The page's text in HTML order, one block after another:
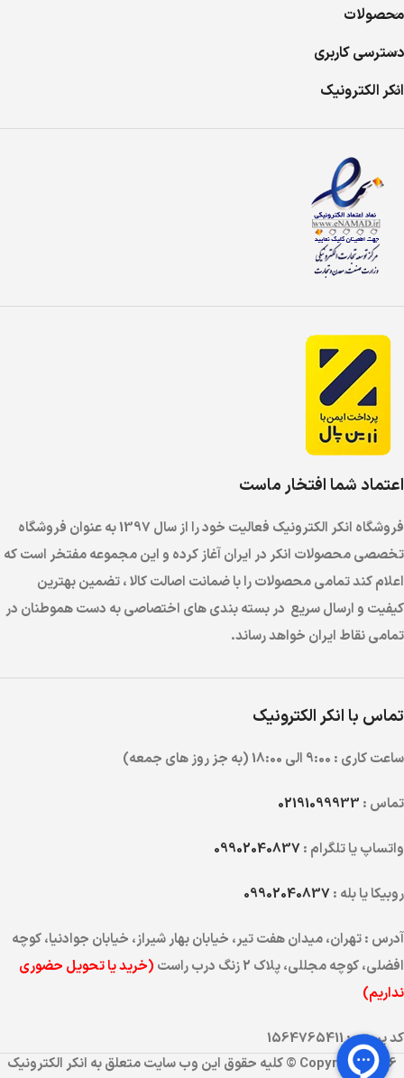
محصولات
دسترسی کاربری
انکر الکترونیک
اعتماد شما افتخار ماست
فروشگاه انکر الکترونیک فعالیت خود را از سال 1397 به عنوان فروشگاه
تخصصی محصولات انکر در ایران آغاز کرده و این مجموعه مفتخر است که
اعلام کند تمامی محصولات را با ضمانت اصالت کالا ، تضمین بهترین
کیفیت و ارسال سریع در بسته بندی های اختصاصی به دست هموطنان در
تمامی نقاط ایران خواهد رساند.
تماس با انکر الکترونیک
ساعت کاری : 9:00 الی 18:00 (به جز روز های جمعه)
تماس : 02191099933
واتساپ یا تلگرام :09902040837
روبیکا یا بله :09902040837
آدرس : تهران، میدان هفت تیر، خیابان بهار شیراز، خیابان جوادنیا، کوچه
افضلی، کوچه مجللی، پلاک 2 زنگ درب راست
(خرید یا تحویل حضوری
نداریم)
کد پستی : 1564765411
Copyright 2026 © کلیه حقوق این وب سایت متعلق به انکر الکترونیک